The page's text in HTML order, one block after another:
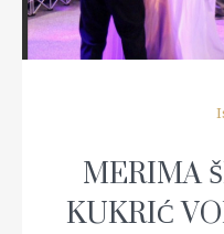
MERIMA
KUKRIĆ